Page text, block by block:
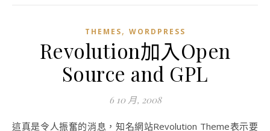
THEMES, WORDPRESS
Revolution加入Open
Source and GPL
6 10 月, 2008
這真是令人振奮的消息，知名網站Revolution Theme表示要